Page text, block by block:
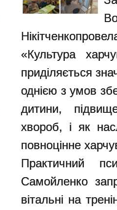
«Культура
приділяється
однією з умов
дитини,
хвороб, і як
повноцінне
Практичний
Самойленко
вітальні на